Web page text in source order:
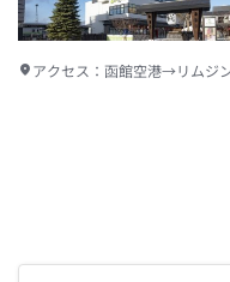
アクセス： 函館空港→リムジ